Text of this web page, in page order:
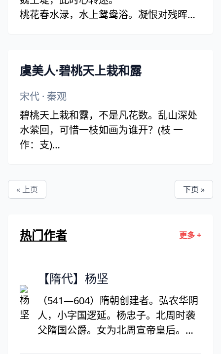
桃花春水渌，水上鸳鸯浴。凝恨对残晖，
虞美人·碧桃天上栽和露
宋代 · 秦观
碧桃天上栽和露，不是凡花数。乱山深处
水萦回，可惜一枝如画为谁开？(枝 一
作：支)
« 上页 下页 »
热门作者 更多 +
【隋代】杨坚
（541—604）隋朝创建者。弘农华阴
人，小字国逻延。杨忠子。北周时袭
父隋国公爵。女为北周宣帝皇后。任